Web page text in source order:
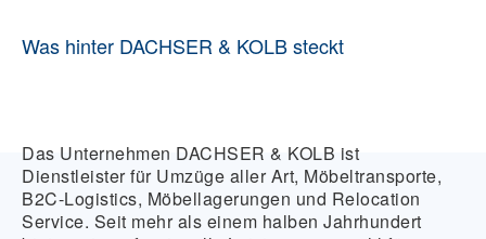
Was hinter DACHSER & KOLB steckt
Das Unternehmen DACHSER & KOLB ist
Dienstleister für Umzüge aller Art, Möbeltransporte,
B2C-Logistics, Möbellagerungen und Relocation
Service. Seit mehr als einem halben Jahrhundert